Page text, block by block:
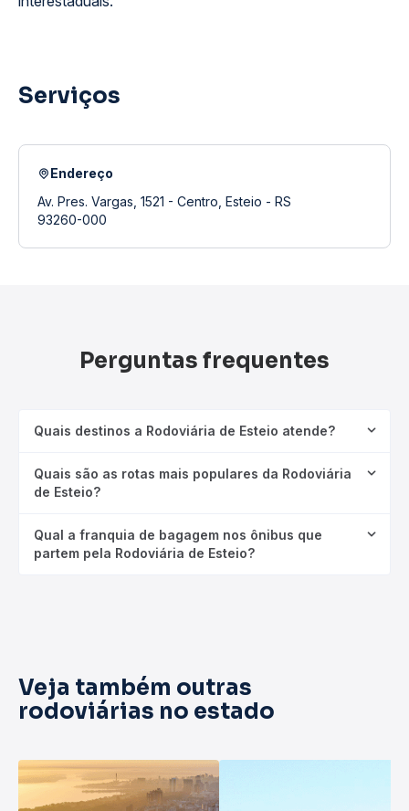
Serviços
Endereço
Av. Pres. Vargas, 1521 - Centro, Esteio - RS
93260-000
Perguntas frequentes
Quais destinos a Rodoviária de Esteio atende?
Quais são as rotas mais populares da Rodoviária
de Esteio?
Qual a franquia de bagagem nos ônibus que
partem pela Rodoviária de Esteio?
Veja também outras
rodoviárias no estado